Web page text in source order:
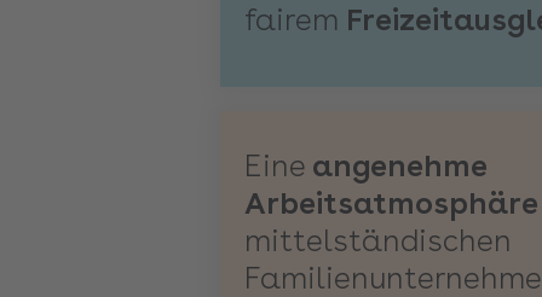
fairem
Eine angenehme
Arbeitsatmosphäre
mittelständischen